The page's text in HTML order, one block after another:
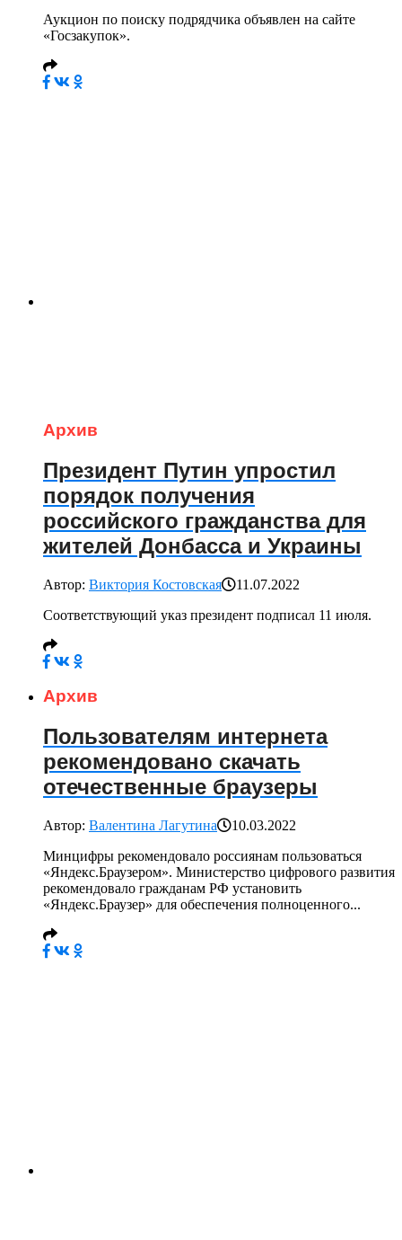
Аукцион по поиску подрядчика объявлен на сайте
«Госзакупок».
Архив
Президент Путин упростил
порядок получения
российского гражданства для
жителей Донбасса и Украины
Автор: Виктория Костовская
11.07.2022
Соответствующий указ президент подписал 11 июля.
Архив
Пользователям интернета
рекомендовано скачать
отечественные браузеры
Автор: Валентина Лагутина
10.03.2022
Минцифры рекомендовало россиянам пользоваться
«Яндекс.Браузером». Министерство цифрового развития
рекомендовало гражданам РФ установить
«Яндекс.Браузер» для обеспечения полноценного...